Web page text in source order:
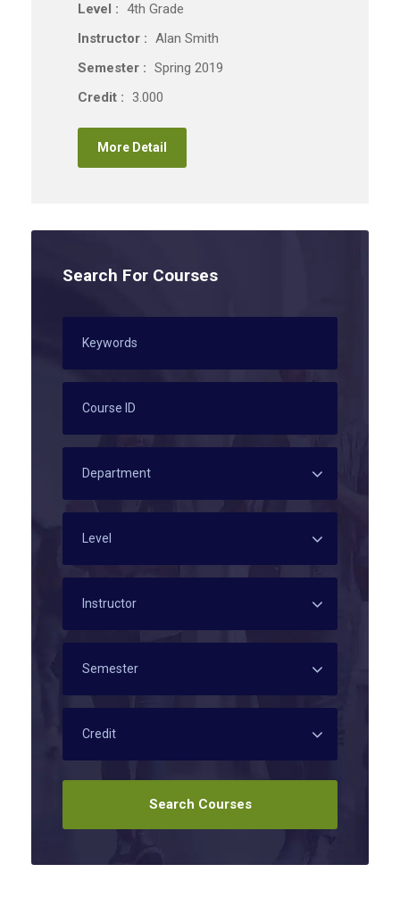
Level : 4th Grade
Instructor : Alan Smith
Semester : Spring 2019
Credit : 3.000
More Detail
Search For Courses